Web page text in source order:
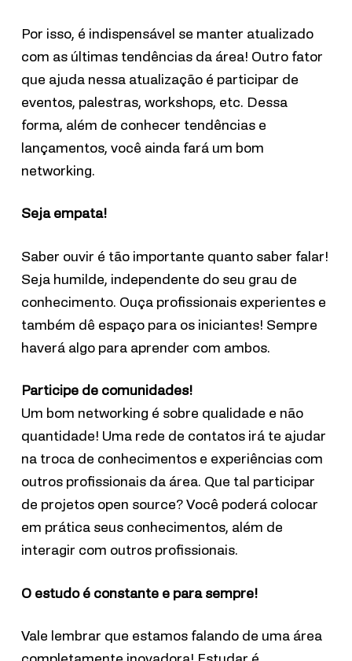
Por isso, é indispensável se manter atualizado
com as últimas tendências da área! Outro fator
que ajuda nessa atualização é participar de
eventos, palestras, workshops, etc. Dessa
forma, além de conhecer tendências e
lançamentos, você ainda fará um bom
networking.
Seja empata!
Saber ouvir é tão importante quanto saber falar!
Seja humilde, independente do seu grau de
conhecimento. Ouça profissionais experientes e
também dê espaço para os iniciantes! Sempre
haverá algo para aprender com ambos.
Participe de comunidades!
Um bom networking é sobre qualidade e não
quantidade! Uma rede de contatos irá te ajudar
na troca de conhecimentos e experiências com
outros profissionais da área. Que tal participar
de projetos open source? Você poderá colocar
em prática seus conhecimentos, além de
interagir com outros profissionais.
O estudo é constante e para sempre!
Vale lembrar que estamos falando de uma área